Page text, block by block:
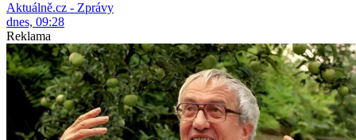
Aktuálně.cz - Zprávy
dnes, 09:28
Reklama